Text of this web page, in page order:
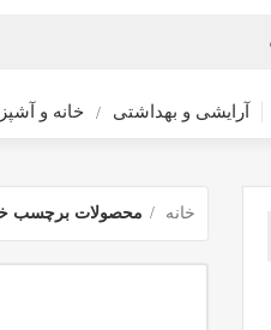
آرایشی و بهداشتی خانه و
خانه محصولات برچسب